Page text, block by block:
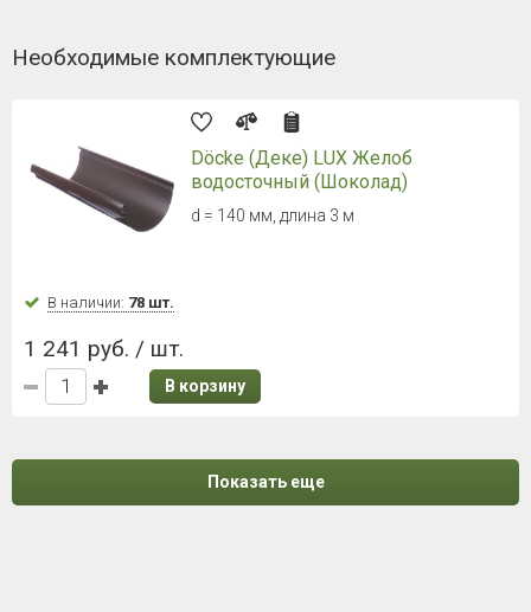
Необходимые комплектующие
Döcke (Деке) LUX Желоб
водосточный (Шоколад)
d = 140 мм, длина 3 м
В наличии: 78 шт.
1 241 руб. / шт.
В корзину
Показать еще